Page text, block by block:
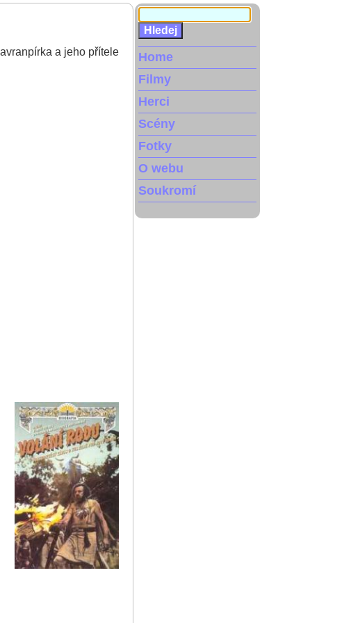
a jeho přítele
Home
Filmy
Herci
Scény
Fotky
O webu
Soukromí